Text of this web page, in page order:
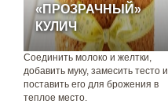
«ПРОЗРАЧНЫЙ»
КУЛИЧ
Соединить молоко и желтки,
добавить муку, замесить тесто и
поставить его для брожения в
теплое место.